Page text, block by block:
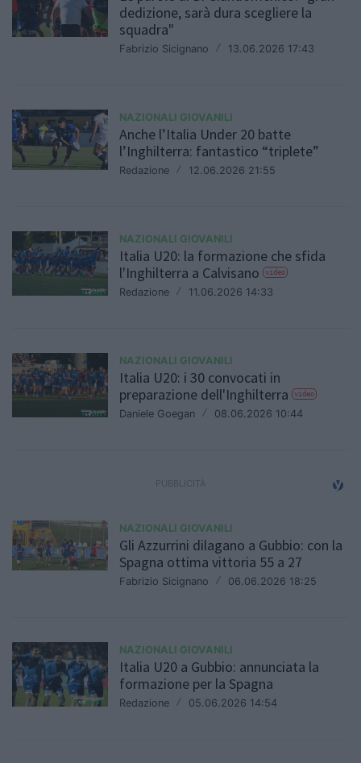
dedizione, sarà dura scegliere la
squadra"
Fabrizio Sicignano / 13.06.2026 17:43
NAZIONALI GIOVANILI
Anche l’Italia Under 20 batte
l’Inghilterra: fantastico “triplete”
Redazione / 12.06.2026 21:55
NAZIONALI GIOVANILI
Italia U20: la formazione che sfida
l'Inghilterra a Calvisano video
Redazione / 11.06.2026 14:33
NAZIONALI GIOVANILI
Italia U20: i 30 convocati in
preparazione dell'Inghilterra video
Daniele Goegan / 08.06.2026 10:44
NAZIONALI GIOVANILI
Gli Azzurrini dilagano a Gubbio: con la
Spagna ottima vittoria 55 a 27
Fabrizio Sicignano / 06.06.2026 18:25
NAZIONALI GIOVANILI
Italia U20 a Gubbio: annunciata la
formazione per la Spagna
Redazione / 05.06.2026 14:54